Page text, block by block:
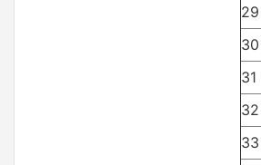
29
30
31
32
33